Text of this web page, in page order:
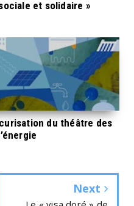
et solidaire »
du théâtre des
Next